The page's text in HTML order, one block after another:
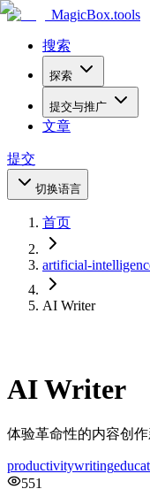
MagicBox.tools
搜索
探索
提交与推广
文章
提交
切换语言
首页
artificial-
AI Writer
AI Writer
体验革命性的内容创
productivitywriting
551